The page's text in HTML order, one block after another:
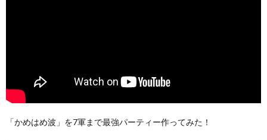
「かめはめ波」を7軍まで最強パーティー作ってみた！